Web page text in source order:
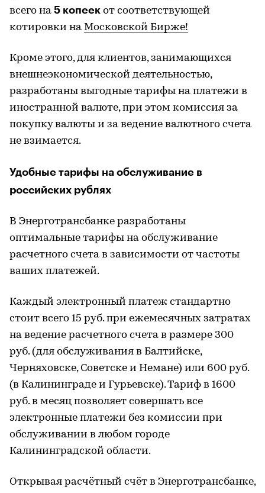
всего на 5 копеек от соответствующей
котировки на Московской Бирже!
Кроме этого, для клиентов, занимающихся
внешнеэкономической деятельностью,
разработаны выгодные тарифы на платежи в
иностранной валюте, при этом комиссия за
покупку валюты и за ведение валютного счета
не взимается.
Удобные тарифы на обслуживание в
российских рублях
В Энерготрансбанке разработаны
оптимальные тарифы на обслуживание
расчетного счета в зависимости от частоты
ваших платежей.
Каждый электронный платеж стандартно
стоит всего 15 руб. при ежемесячных затратах
на ведение расчетного счета в размере 300
руб. (для обслуживания в Балтийске,
Черняховске, Советске и Немане) или 600 руб.
(в Калининграде и Гурьевске). Тариф в 1600
руб. в месяц позволяет совершать все
электронные платежи без комиссии при
обслуживании в любом городе
Калининградской области.
Открывая расчётный счёт в Энерготрансбанке,